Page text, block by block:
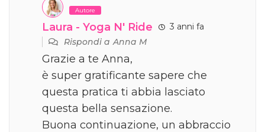
Autore
Laura - Yoga N' Ride
3 anni fa
Rispondi aAnna M
Grazie a te Anna,
è super gratificante sapere che
questa pratica ti abbia lasciato
questa bella sensazione.
Buona continuazione, un abbraccio